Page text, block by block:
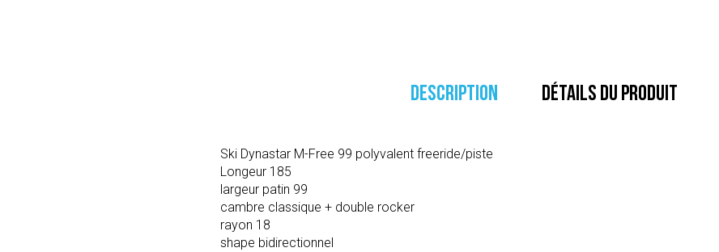
DESCRIPTION DÉTAILS DU PRODUIT
Ski Dynastar M-Free 99 polyvalent freeride/piste
Longeur 185
largeur patin 99
cambre classique + double rocker
rayon 18
shape bidirectionnel